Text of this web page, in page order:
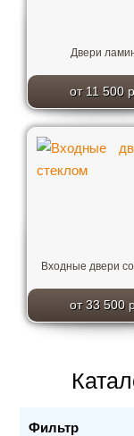
Двери
от 11 500
Входные двери
от 33 500
Фильтр